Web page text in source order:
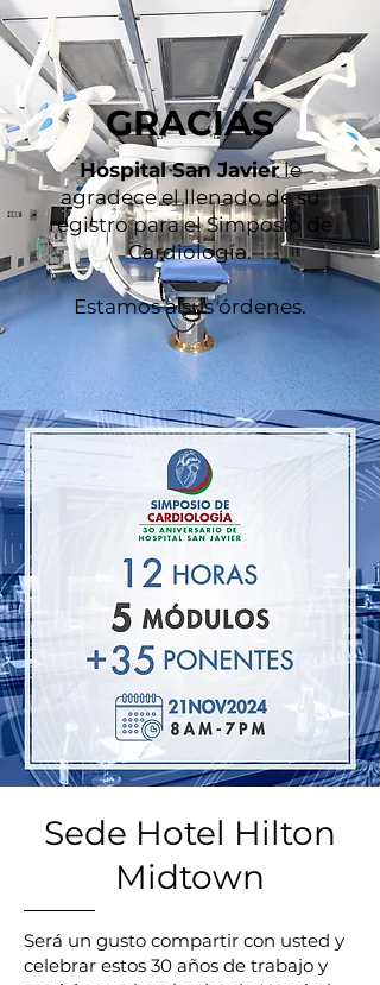
GRACIAS
Hospital San Javierle
agradece el llenado de su
registro para el Simposio de
Cardiología.
Estamos a sus órdenes.
Sede Hotel Hilton
Midtown
Será un gusto compartir con usted y
celebrar estos 30 años de trabajo y